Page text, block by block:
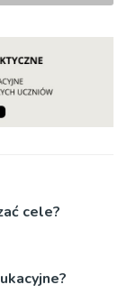
cele?